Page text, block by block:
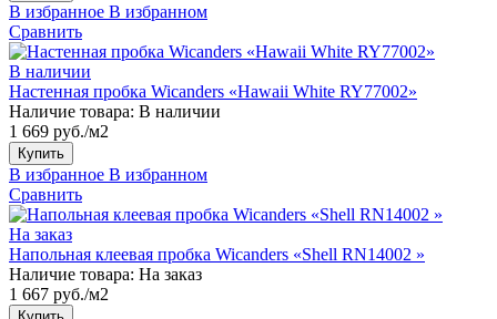
В избранное В избранном
Сравнить
В наличии
Настенная пробка Wicanders «Hawaii White RY77002»
Наличие товара: В наличии
1 669 руб./м2
Купить
В избранное В избранном
Сравнить
На заказ
Напольная клеевая пробка Wicanders «Shell RN14002 »
Наличие товара: На заказ
1 667 руб./м2